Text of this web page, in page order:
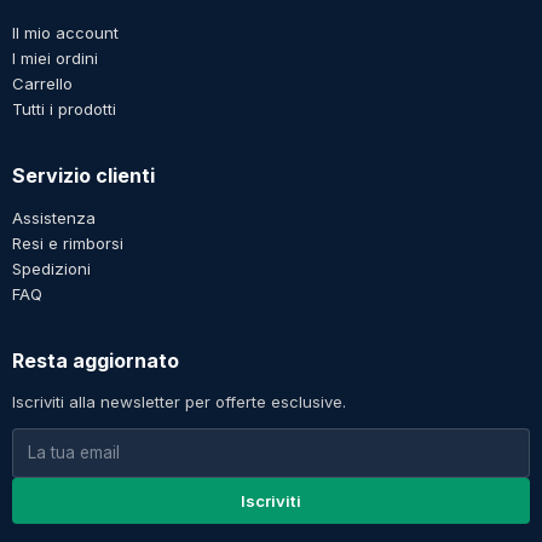
Il mio account
I miei ordini
Carrello
Tutti i prodotti
Servizio clienti
Assistenza
Resi e rimborsi
Spedizioni
FAQ
Resta aggiornato
Iscriviti alla newsletter per offerte esclusive.
Iscriviti